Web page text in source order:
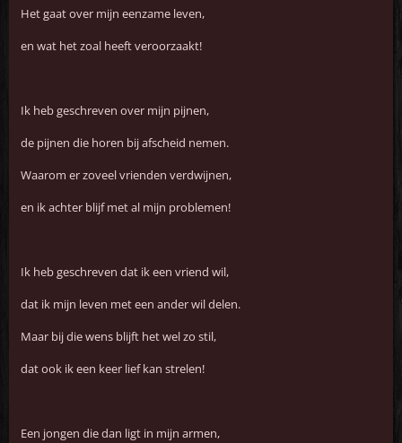
Het gaat over mijn eenzame leven,
en wat het zoal heeft veroorzaakt!
Ik heb geschreven over mijn pijnen,
de pijnen die horen bij afscheid nemen.
Waarom er zoveel vrienden verdwijnen,
en ik achter blijf met al mijn problemen!
Ik heb geschreven dat ik een vriend wil,
dat ik mijn leven met een ander wil delen.
Maar bij die wens blijft het wel zo stil,
dat ook ik een keer lief kan strelen!
Een jongen die dan ligt in mijn armen,